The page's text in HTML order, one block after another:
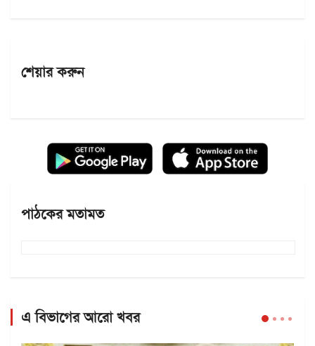
শেয়ার করুন
পাঠকের মতামত
এ বিভাগের আরো খবর